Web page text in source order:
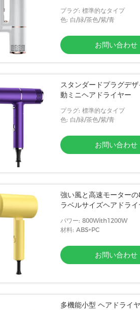
プラグ: 標準的なタイプ
色: 白/緑/茶色/紫/青
お問い合わせ
スタンダードプラグデザ
動ミニヘアドライヤー
プラグ: 標準的なタイプ
色: 白/緑/茶色/紫/青
お問い合わせ
強い風と高速モーター
ラベルサイズヘアドラ
パワー: 800With1200W
材料: ABS+PC
お問い合わせ
多機能小型 ヘアドライ